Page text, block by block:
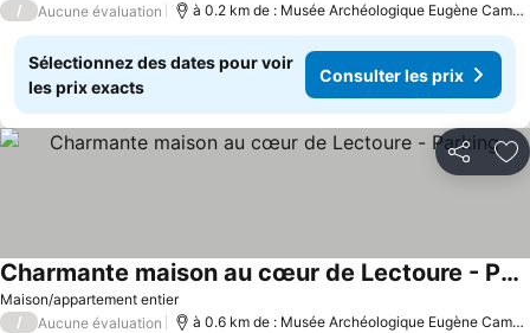
/ Aucune évaluation à 0.2 km de : Musée Archéologique Eugène
Sélectionnez des dates pour voir
les prix exacts
Consulter les prix
Partager
Maison/appartement entier
Charmante maison au cœur de Lectoure - Parking
Consulter les prix
/ Aucune évaluation à 0.6 km de : Musée Archéologique Eugène